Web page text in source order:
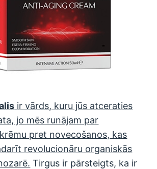
ir vārds, kuru jūs atceraties
jo mēs runājam par
pret novecošanos, kas
revolucionāru organiskās
Tirgus ir pārsteigts, ka ir